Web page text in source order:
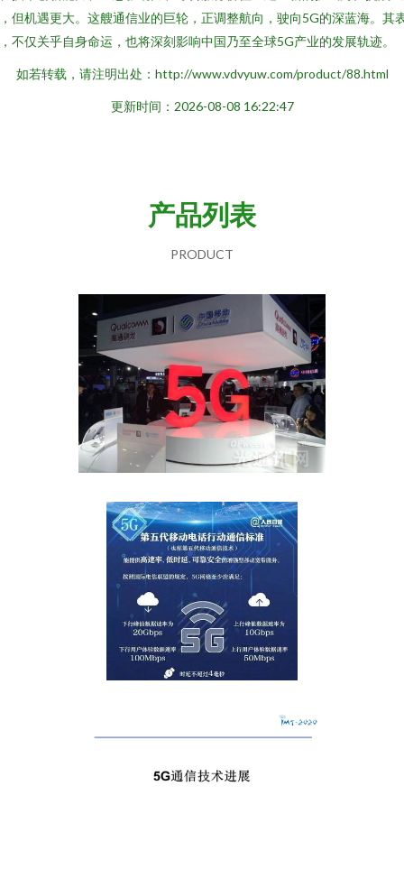
但机遇更大。这艘通信业的巨轮，正调整航向，驶向5G的深蓝海。其
不仅关乎自身命运，也将深刻影响中国乃至全球5G产业的发展轨迹。
如若转载，请注明出处：http://www.vdvyuw.com/product/88.html
更新时间：2026-08-08 16:22:47
产品列表
PRODUCT